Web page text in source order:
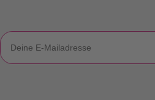
E-Mail